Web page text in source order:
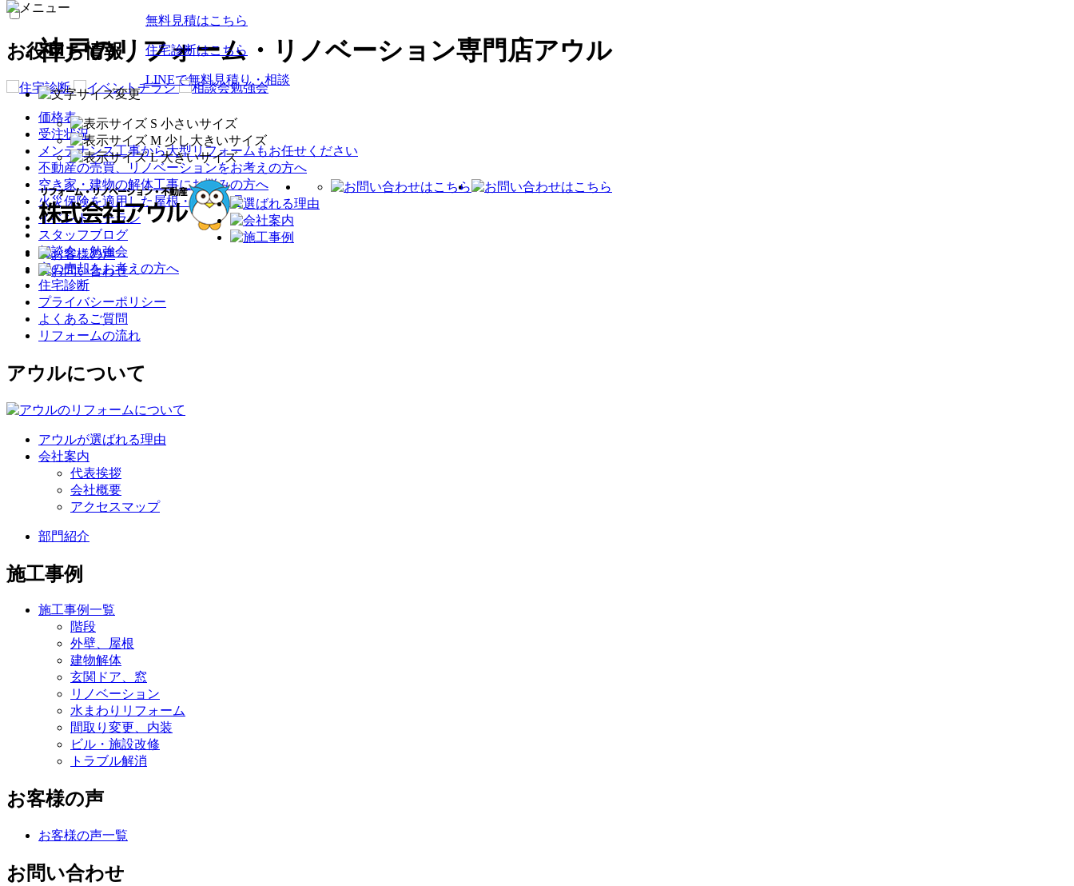
神戸のリフォーム・リノベーション専門店アウル
お役立ち情報
価格表
受注状況
メンテナンス工事から大型リフォームもお任せください
不動産の売買、リノベーションをお考えの方へ
空き家・建物の解体工事にお悩みの方へ
火災保険を適用した屋根・外壁修理
イベント・チラシ
スタッフブログ
相談会・勉強会
家の売却をお考えの方へ
住宅診断
プライバシーポリシー
よくあるご質問
リフォームの流れ
アウルについて
アウルが選ばれる理由
会社案内
代表挨拶
会社概要
アクセスマップ
部門紹介
施工事例
施工事例一覧
階段
外壁、屋根
建物解体
玄関ドア、窓
リノベーション
水まわりリフォーム
間取り変更、内装
ビル・施設改修
トラブル解消
お客様の声
お客様の声一覧
お問い合わせ
無料見積はこちら
住宅診断はこちら
LINEで無料見積り・相談